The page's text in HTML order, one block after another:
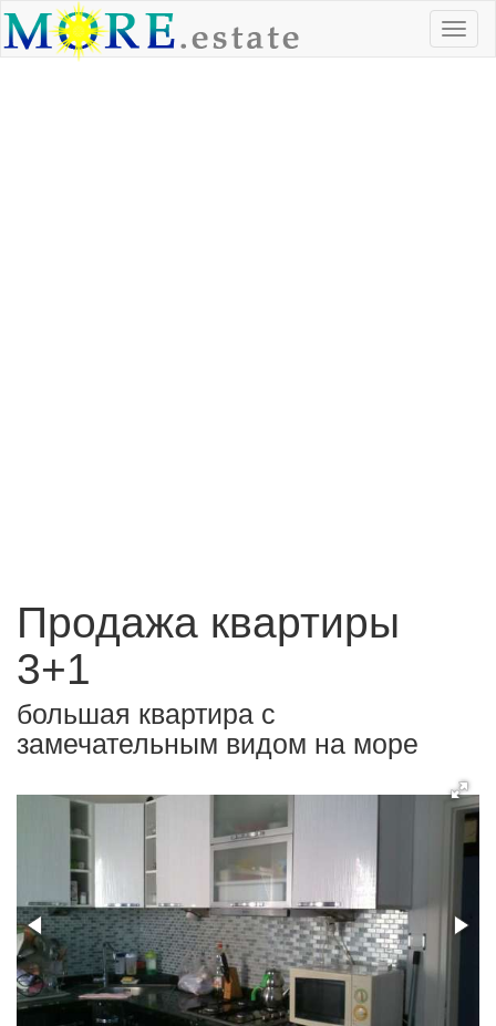
Продажа квартиры
3+1
большая квартира с
замечательным видом на море